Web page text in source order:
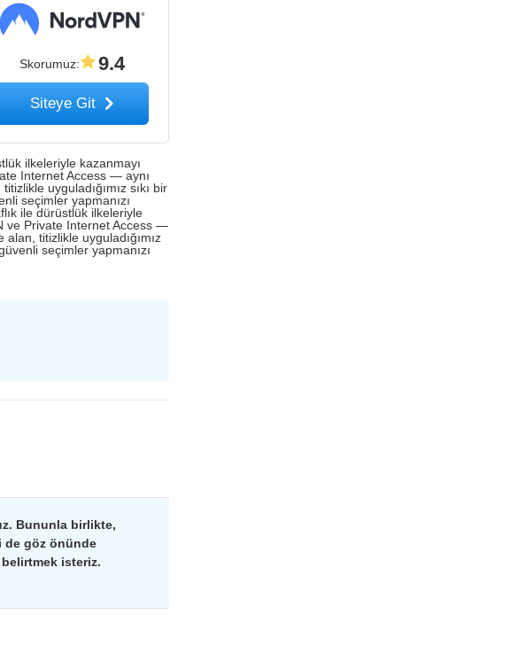
Skorumuz: 9.4
Siteye Git
ilkeleriyle kazanmayı
Internet Access — aynı
uyguladığımız sıkı bir
seçimler yapmanızı
ile dürüstlük ilkeleriyle
ve Private Internet Access —
titizlikle uyguladığımız
seçimler yapmanızı
Bununla birlikte,
de göz önünde
belirtmek isteriz.